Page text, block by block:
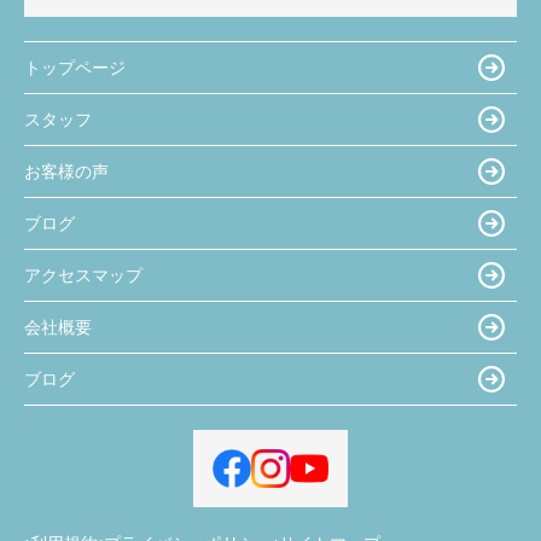
トップページ
スタッフ
お客様の声
ブログ
アクセスマップ
会社概要
ブログ